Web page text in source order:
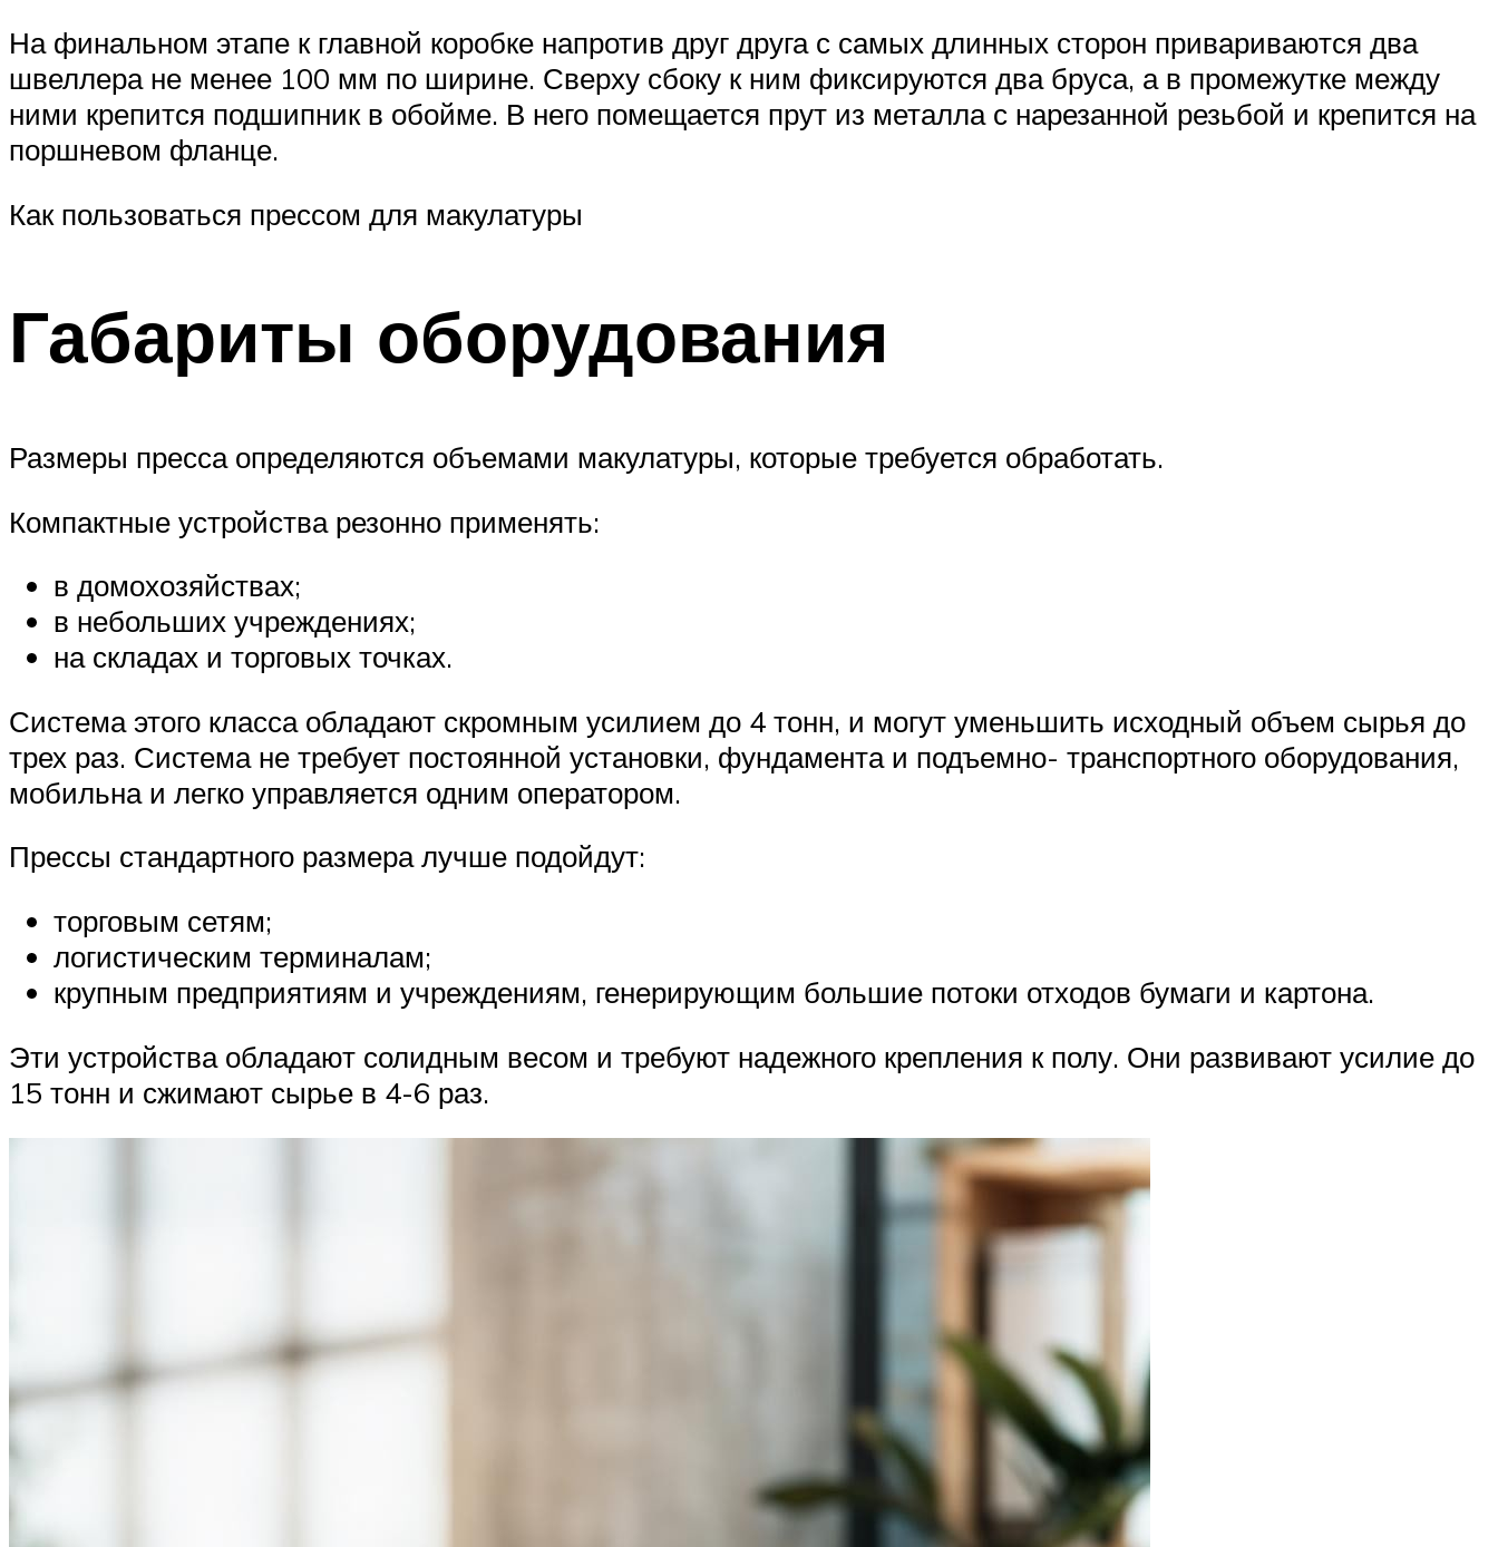
На финальном этапе к главной коробке напротив друг друга с самых длинных сторон привариваются два
швеллера не менее 100 мм по ширине. Сверху сбоку к ним фиксируются два бруса, а в промежутке между
ними крепится подшипник в обойме. В него помещается прут из металла с нарезанной резьбой и крепится на
поршневом фланце.
Как пользоваться прессом для макулатуры
Габариты оборудования
Размеры пресса определяются объемами макулатуры, которые требуется обработать.
Компактные устройства резонно применять:
в домохозяйствах;
в небольших учреждениях;
на складах и торговых точках.
Система этого класса обладают скромным усилием до 4 тонн, и могут уменьшить исходный объем сырья до
трех раз. Система не требует постоянной установки, фундамента и подъемно- транспортного оборудования,
мобильна и легко управляется одним оператором.
Прессы стандартного размера лучше подойдут:
торговым сетям;
логистическим терминалам;
крупным предприятиям и учреждениям, генерирующим большие потоки отходов бумаги и картона.
Эти устройства обладают солидным весом и требуют надежного крепления к полу. Они развивают усилие до
15 тонн и сжимают сырье в 4-6 раз.